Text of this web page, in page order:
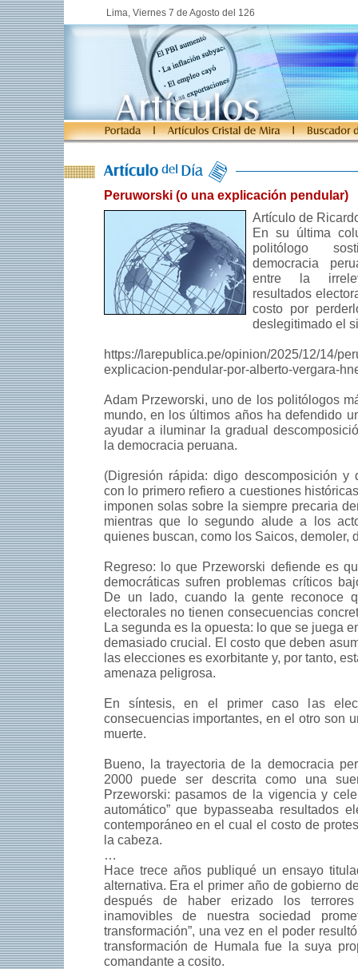
Lima, Viernes 7 de Agosto del 126
Peruworski (o una explicación pendular)
Artículo de
En su última
politólogo
democracia
entre la
resultados
costo por
deslegitimado el
https://larepublica.pe/opinion/2025/12/14/
explicacion-pendular-por-alberto-vergara-
Adam Przeworski, uno de los politólogos
mundo, en los últimos años ha defendido
ayudar a iluminar la gradual
la democracia peruana.
(Digresión rápida: digo descomposición y
con lo primero refiero a cuestiones
imponen solas sobre la siempre precaria
mientras que lo segundo alude a los
quienes buscan, como los Saicos, demoler,
Regreso: lo que Przeworski defiende es
democráticas sufren problemas críticos
De un lado, cuando la gente reconoce
electorales no tienen consecuencias
La segunda es la opuesta: lo que se juega
demasiado crucial. El costo que deben
las elecciones es exorbitante y, por tanto,
amenaza peligrosa.
En síntesis, en el primer caso las
consecuencias importantes, en el otro son
muerte.
Bueno, la trayectoria de la democracia
2000 puede ser descrita como una
Przeworski: pasamos de la vigencia y
automático” que bypasseaba resultados
contemporáneo en el cual el costo de
la cabeza.
…
Hace trece años publiqué un ensayo
alternativa. Era el primer año de gobierno
después de haber erizado los
inamovibles de nuestra sociedad
transformación”, una vez en el poder
transformación de Humala fue la suya
comandante a cosito.